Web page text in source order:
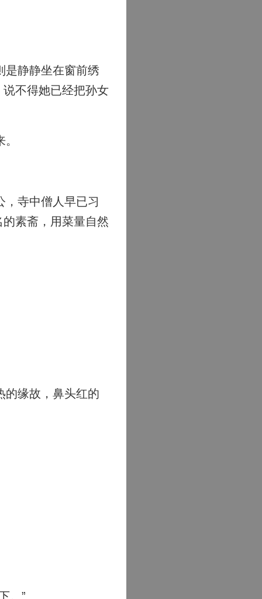
静静坐在窗前绣
不得她已经把孙女
寺中僧人早已习
素斋，用菜量自然
缘故，鼻头红的
。”